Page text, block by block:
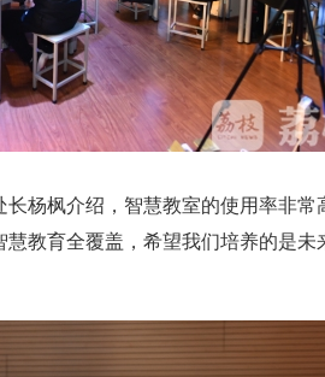
枫介绍，智慧教室的使用率非常
教育全覆盖，希望我们培养的是未